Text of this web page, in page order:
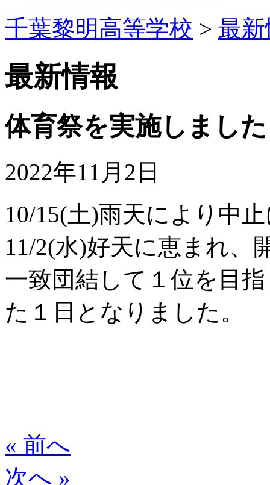
千葉黎明高等学校 > 最
最新情報
体育祭を実施しました
2022年11月2日
10/15(土)雨天により中
11/2(水)好天に恵まれ、
一致団結して１位を目
た１日となりました。
« 前へ
次へ »